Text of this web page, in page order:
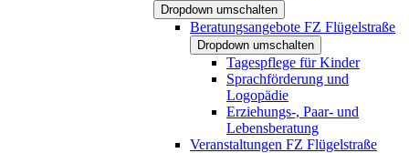
Dropdown umschalten
Beratungsangebote FZ Flügelstraße
Dropdown umschalten
Tagespflege für Kinder
Sprachförderung und
Logopädie
Erziehungs-, Paar- und
Lebensberatung
Veranstaltungen FZ Flügelstraße